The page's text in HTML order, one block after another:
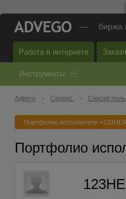
— биржа
Работа в интернете
Инструменты
Адвего Сервис Списки
Портфолио исполнителя
Портфолио